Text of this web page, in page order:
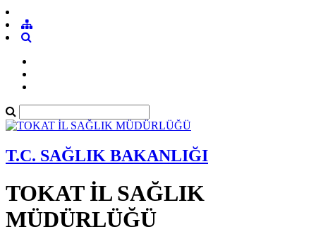
T.C. SAĞLIK BAKANLIĞI
TOKAT İL SAĞLIK
MÜDÜRLÜĞÜ